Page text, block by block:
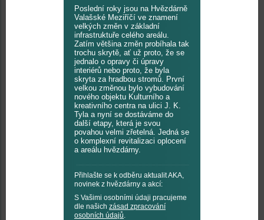
Poslední roky jsou na Hvězdárně
Valašské Meziříčí ve znamení
velkých změn v základní
infrastruktuře celého areálu.
Zatím většina změn probíhala tak
trochu skrytě, ať už proto, že se
jednalo o opravy či úpravy
interiérů nebo proto, že byla
skryta za hradbou stromů. První
velkou změnou bylo vybudování
nového objektu Kulturního a
kreativního centra na ulici J. K.
Tyla a nyní se dostáváme do
další etapy, která je svou
povahou velmi zřetelná. Jedná se
o komplexní revitalizaci oplocení
a areálu hvězdárny.
Přihlašte se k odběru aktualit AKA,
novinek z hvězdárny a akcí:
S Vašimi osobními údaji pracujeme
dle našich zásad zpracování
osobních údajů